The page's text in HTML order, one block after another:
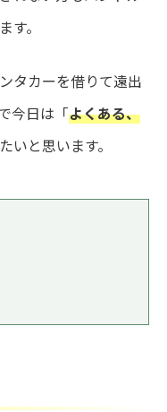
。
タカーを借りて遠出
今日は「よくある、
いと思います。